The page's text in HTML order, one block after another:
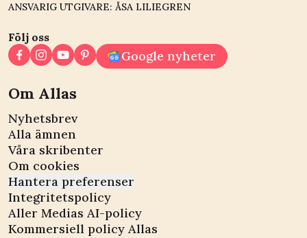
ANSVARIG UTGIVARE: ÅSA LILIEGREN
Följ oss
Google nyheter
Om Allas
Nyhetsbrev
Alla ämnen
Våra skribenter
Om cookies
Hantera preferenser
Integritetspolicy
Aller Medias AI-policy
Kommersiell policy Allas